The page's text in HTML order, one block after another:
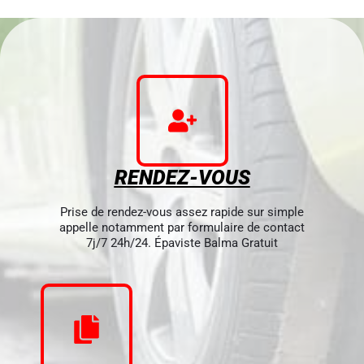
RENDEZ-VOUS
Prise de rendez-vous assez rapide sur simple
appelle notamment par formulaire de contact
7j/7 24h/24. Épaviste Balma Gratuit